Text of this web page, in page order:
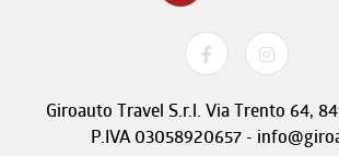
Giroauto Travel S.r.l. Via Trento 64,
P.IVA 03058920657 -